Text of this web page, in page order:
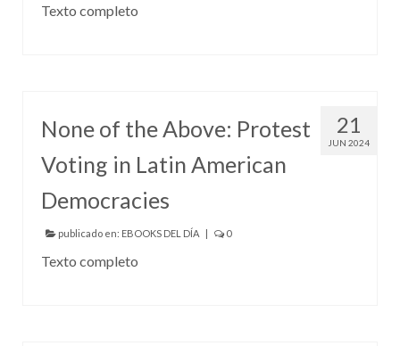
Texto completo
21
JUN 2024
None of the Above: Protest
Voting in Latin American
Democracies
publicado en: EBOOKS DEL DÍA | 0
Texto completo